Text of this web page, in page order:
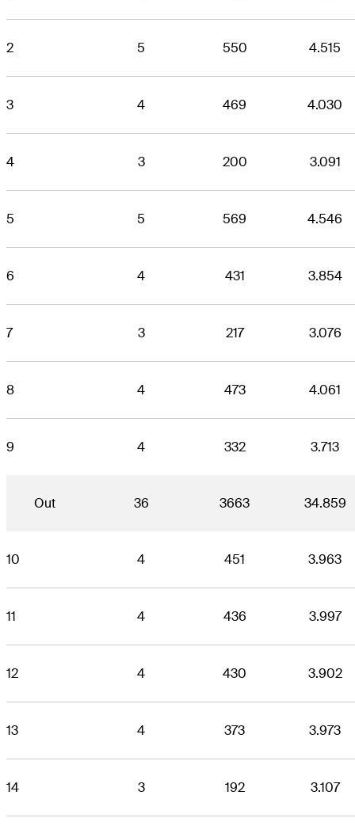
2 5 550 4.515
3 4 469 4.030
4 3 200 3.091
5 5 569 4.546
6 4 431 3.854
7 3 217 3.076
8 4 473 4.061
9 4 332 3.713
Out 36 3663 34.859
10 4 451 3.963
11 4 436 3.997
12 4 430 3.902
13 4 373 3.973
14 3 192 3.107